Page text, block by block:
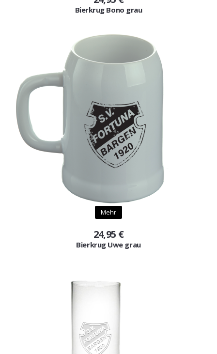
Bierkrug Bono grau
Mehr
24,95 €
Bierkrug Uwe grau